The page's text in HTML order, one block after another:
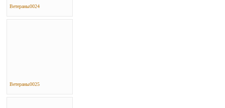
Ветераны0024
Ветераны0025